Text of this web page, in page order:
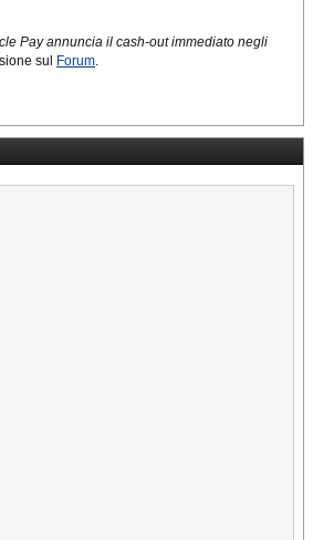
Pay annuncia il cash-out immediato negli
sul Forum.